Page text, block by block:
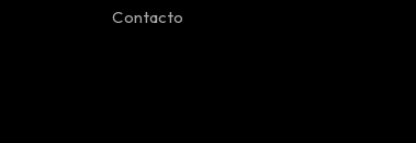
Contacto